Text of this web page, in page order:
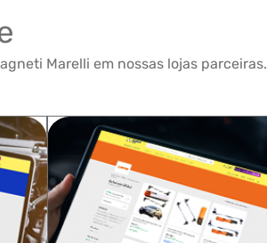
Marelli em nossas lojas parceiras.